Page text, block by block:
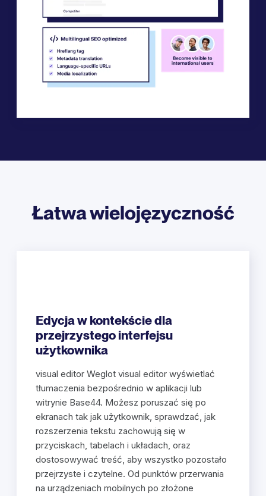
Łatwa wielojęzyczność
Edycja w kontekście dla
przejrzystego interfejsu
użytkownika
visual editor Weglot visual editor wyświetlać
tłumaczenia bezpośrednio w aplikacji lub
witrynie Base44. Możesz poruszać się po
ekranach tak jak użytkownik, sprawdzać, jak
rozszerzenia tekstu zachowują się w
przyciskach, tabelach i układach, oraz
dostosowywać treść, aby wszystko pozostało
przejrzyste i czytelne. Od punktów przerwania
na urządzeniach mobilnych po złożone